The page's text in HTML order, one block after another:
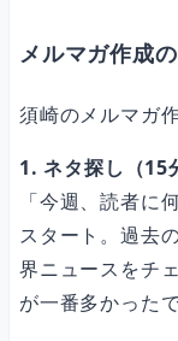
Q. メルマガの配
Q. 月に何通く
まとめ
メルマガ作成
須崎のメルマガ
1. ネタ探し（15
「今週、読者に
スタート。過去
界ニュースをチ
が一番多かったで